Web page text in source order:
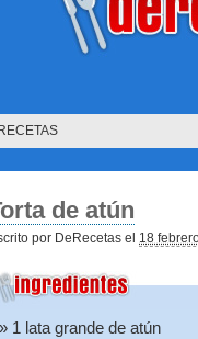
de atún
por DeRecetas el 18
1 lata grande de atún